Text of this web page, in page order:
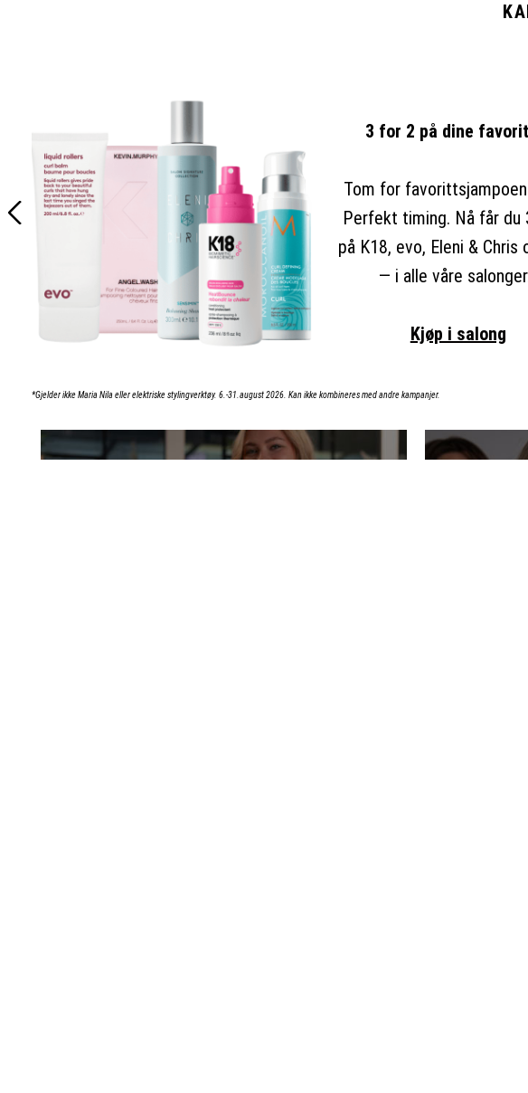
<
3 for 2 på dine
Tom for
Perfekt timing. Nå får du
på K18, evo, Eleni & Chris
— i alle våre
Kjøp i salong
*Gjelder ikke Maria Nila eller elektriske stylingverktøy. 6.-31.august 2026. Kan ikke kombineres med andre kampanjer.